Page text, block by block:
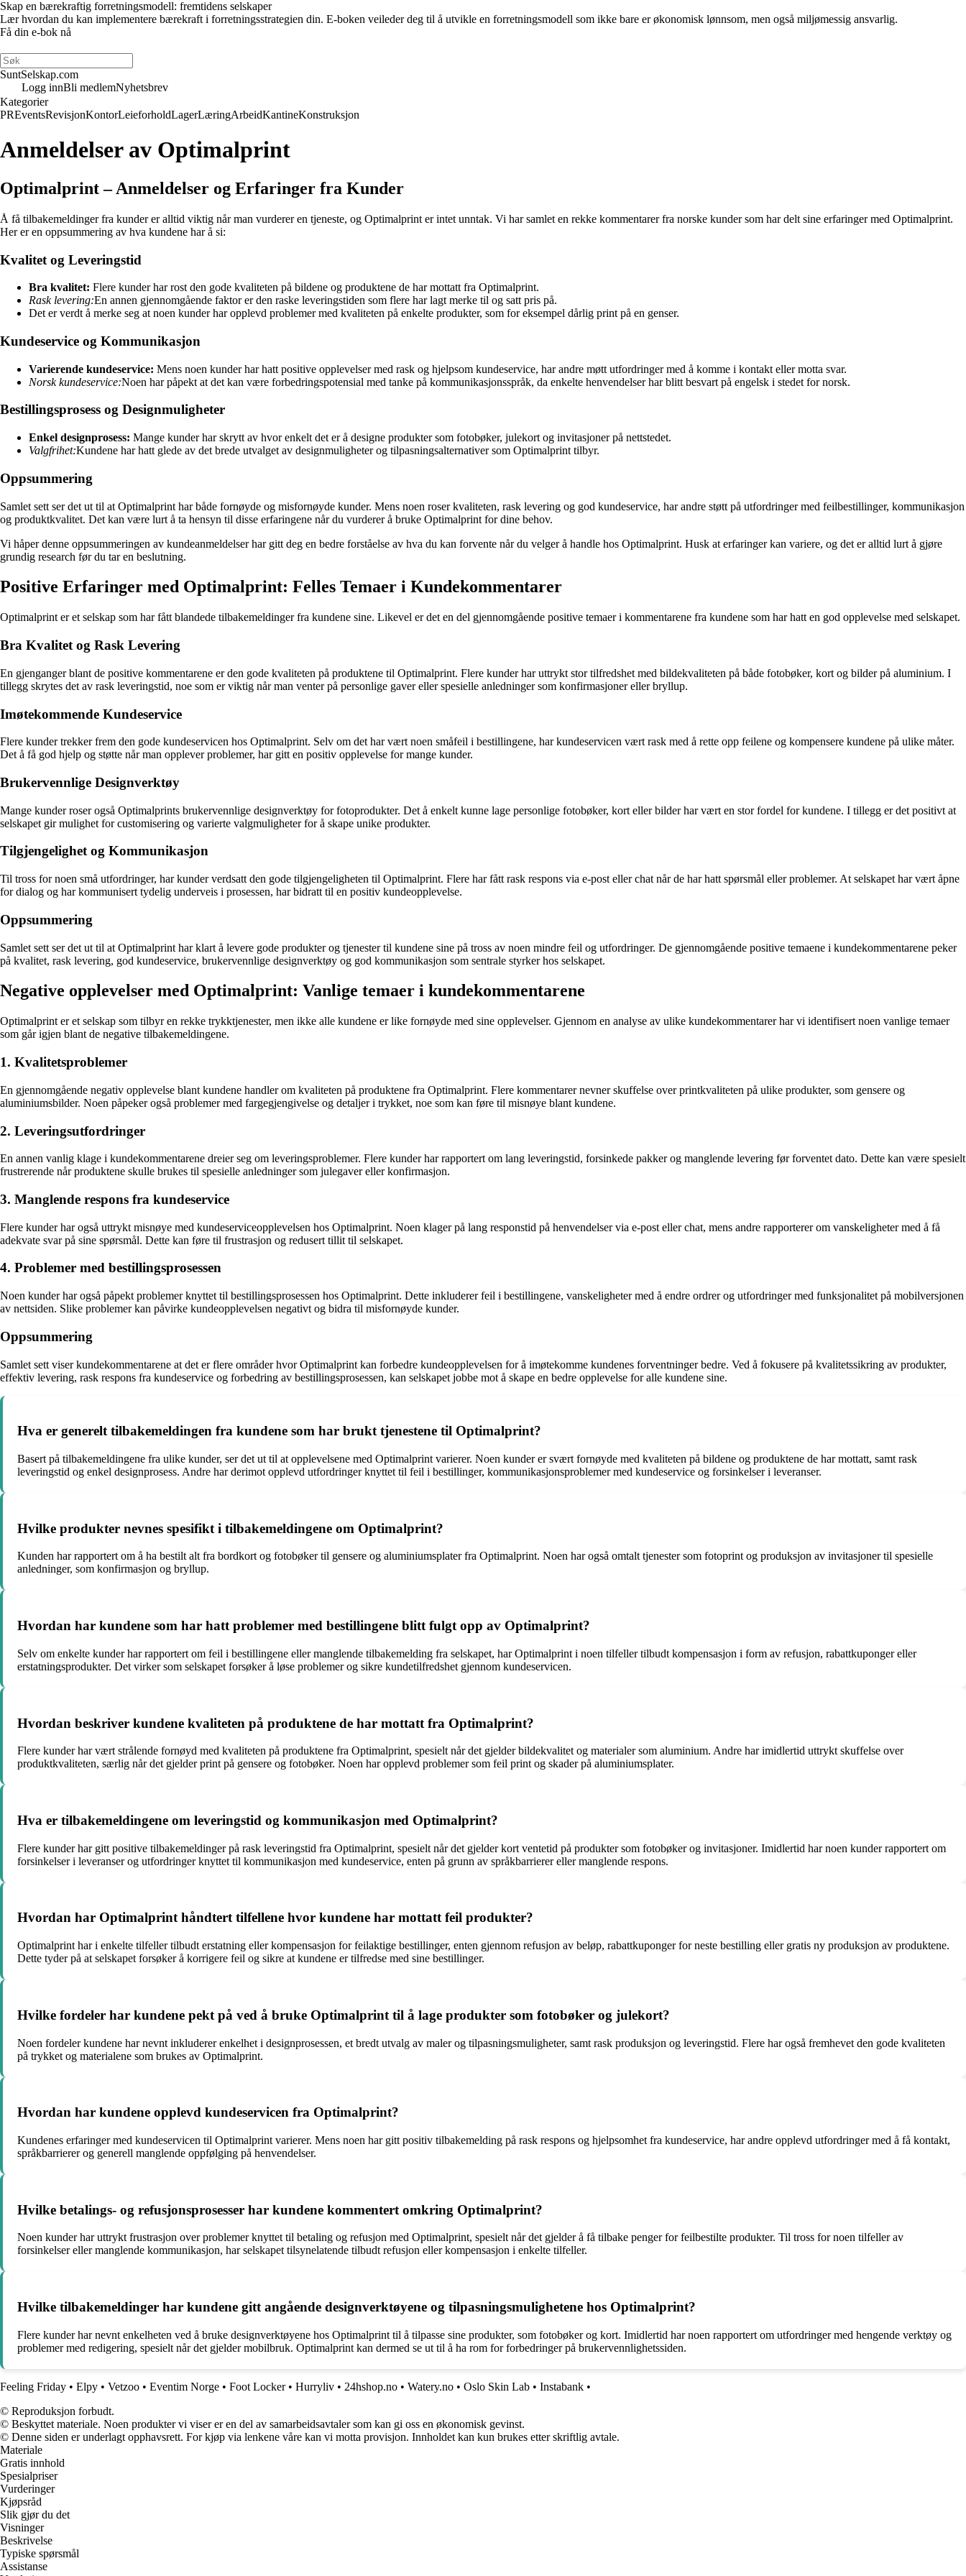
Skap en bærekraftig forretningsmodell: fremtidens selskaper
Lær hvordan du kan implementere bærekraft i forretningsstrategien din. E-boken veileder deg til å utvikle en forretningsmodell som ikke bare er økonomisk lønnsom, men også miljømessig ansvarlig.
Få din e-bok nå
SuntSelskap.com
Logg innBli medlemNyhetsbrev
Kategorier
PREventsRevisjonKontorLeieforholdLagerLæringArbeidKantineKonstruksjon
Anmeldelser av Optimalprint
Optimalprint – Anmeldelser og Erfaringer fra Kunder
Å få tilbakemeldinger fra kunder er alltid viktig når man vurderer en tjeneste, og Optimalprint er intet unntak. Vi har samlet en rekke kommentarer fra norske kunder som har delt sine erfaringer med Optimalprint.
Her er en oppsummering av hva kundene har å si:
Kvalitet og Leveringstid
Bra kvalitet: Flere kunder har rost den gode kvaliteten på bildene og produktene de har mottatt fra Optimalprint.
Rask levering:En annen gjennomgående faktor er den raske leveringstiden som flere har lagt merke til og satt pris på.
Det er verdt å merke seg at noen kunder har opplevd problemer med kvaliteten på enkelte produkter, som for eksempel dårlig print på en genser.
Kundeservice og Kommunikasjon
Varierende kundeservice: Mens noen kunder har hatt positive opplevelser med rask og hjelpsom kundeservice, har andre møtt utfordringer med å komme i kontakt eller motta svar.
Norsk kundeservice:Noen har påpekt at det kan være forbedringspotensial med tanke på kommunikasjonsspråk, da enkelte henvendelser har blitt besvart på engelsk i stedet for norsk.
Bestillingsprosess og Designmuligheter
Enkel designprosess: Mange kunder har skrytt av hvor enkelt det er å designe produkter som fotobøker, julekort og invitasjoner på nettstedet.
Valgfrihet:Kundene har hatt glede av det brede utvalget av designmuligheter og tilpasningsalternativer som Optimalprint tilbyr.
Oppsummering
Samlet sett ser det ut til at Optimalprint har både fornøyde og misfornøyde kunder. Mens noen roser kvaliteten, rask levering og god kundeservice, har andre støtt på utfordringer med feilbestillinger, kommunikasjon
og produktkvalitet. Det kan være lurt å ta hensyn til disse erfaringene når du vurderer å bruke Optimalprint for dine behov.
Vi håper denne oppsummeringen av kundeanmeldelser har gitt deg en bedre forståelse av hva du kan forvente når du velger å handle hos Optimalprint. Husk at erfaringer kan variere, og det er alltid lurt å gjøre
grundig research før du tar en beslutning.
Positive Erfaringer med Optimalprint: Felles Temaer i Kundekommentarer
Optimalprint er et selskap som har fått blandede tilbakemeldinger fra kundene sine. Likevel er det en del gjennomgående positive temaer i kommentarene fra kundene som har hatt en god opplevelse med selskapet.
Bra Kvalitet og Rask Levering
En gjenganger blant de positive kommentarene er den gode kvaliteten på produktene til Optimalprint. Flere kunder har uttrykt stor tilfredshet med bildekvaliteten på både fotobøker, kort og bilder på aluminium. I
tillegg skrytes det av rask leveringstid, noe som er viktig når man venter på personlige gaver eller spesielle anledninger som konfirmasjoner eller bryllup.
Imøtekommende Kundeservice
Flere kunder trekker frem den gode kundeservicen hos Optimalprint. Selv om det har vært noen småfeil i bestillingene, har kundeservicen vært rask med å rette opp feilene og kompensere kundene på ulike måter.
Det å få god hjelp og støtte når man opplever problemer, har gitt en positiv opplevelse for mange kunder.
Brukervennlige Designverktøy
Mange kunder roser også Optimalprints brukervennlige designverktøy for fotoprodukter. Det å enkelt kunne lage personlige fotobøker, kort eller bilder har vært en stor fordel for kundene. I tillegg er det positivt at
selskapet gir mulighet for customisering og varierte valgmuligheter for å skape unike produkter.
Tilgjengelighet og Kommunikasjon
Til tross for noen små utfordringer, har kunder verdsatt den gode tilgjengeligheten til Optimalprint. Flere har fått rask respons via e-post eller chat når de har hatt spørsmål eller problemer. At selskapet har vært åpne
for dialog og har kommunisert tydelig underveis i prosessen, har bidratt til en positiv kundeopplevelse.
Oppsummering
Samlet sett ser det ut til at Optimalprint har klart å levere gode produkter og tjenester til kundene sine på tross av noen mindre feil og utfordringer. De gjennomgående positive temaene i kundekommentarene peker
på kvalitet, rask levering, god kundeservice, brukervennlige designverktøy og god kommunikasjon som sentrale styrker hos selskapet.
Negative opplevelser med Optimalprint: Vanlige temaer i kundekommentarene
Optimalprint er et selskap som tilbyr en rekke trykktjenester, men ikke alle kundene er like fornøyde med sine opplevelser. Gjennom en analyse av ulike kundekommentarer har vi identifisert noen vanlige temaer
som går igjen blant de negative tilbakemeldingene.
1. Kvalitetsproblemer
En gjennomgående negativ opplevelse blant kundene handler om kvaliteten på produktene fra Optimalprint. Flere kommentarer nevner skuffelse over printkvaliteten på ulike produkter, som gensere og
aluminiumsbilder. Noen påpeker også problemer med fargegjengivelse og detaljer i trykket, noe som kan føre til misnøye blant kundene.
2. Leveringsutfordringer
En annen vanlig klage i kundekommentarene dreier seg om leveringsproblemer. Flere kunder har rapportert om lang leveringstid, forsinkede pakker og manglende levering før forventet dato. Dette kan være spesielt
frustrerende når produktene skulle brukes til spesielle anledninger som julegaver eller konfirmasjon.
3. Manglende respons fra kundeservice
Flere kunder har også uttrykt misnøye med kundeserviceopplevelsen hos Optimalprint. Noen klager på lang responstid på henvendelser via e-post eller chat, mens andre rapporterer om vanskeligheter med å få
adekvate svar på sine spørsmål. Dette kan føre til frustrasjon og redusert tillit til selskapet.
4. Problemer med bestillingsprosessen
Noen kunder har også påpekt problemer knyttet til bestillingsprosessen hos Optimalprint. Dette inkluderer feil i bestillingene, vanskeligheter med å endre ordrer og utfordringer med funksjonalitet på mobilversjonen
av nettsiden. Slike problemer kan påvirke kundeopplevelsen negativt og bidra til misfornøyde kunder.
Oppsummering
Samlet sett viser kundekommentarene at det er flere områder hvor Optimalprint kan forbedre kundeopplevelsen for å imøtekomme kundenes forventninger bedre. Ved å fokusere på kvalitetssikring av produkter,
effektiv levering, rask respons fra kundeservice og forbedring av bestillingsprosessen, kan selskapet jobbe mot å skape en bedre opplevelse for alle kundene sine.
Hva er generelt tilbakemeldingen fra kundene som har brukt tjenestene til Optimalprint?
Basert på tilbakemeldingene fra ulike kunder, ser det ut til at opplevelsene med Optimalprint varierer. Noen kunder er svært fornøyde med kvaliteten på bildene og produktene de har mottatt, samt rask
leveringstid og enkel designprosess. Andre har derimot opplevd utfordringer knyttet til feil i bestillinger, kommunikasjonsproblemer med kundeservice og forsinkelser i leveranser.
Hvilke produkter nevnes spesifikt i tilbakemeldingene om Optimalprint?
Kunden har rapportert om å ha bestilt alt fra bordkort og fotobøker til gensere og aluminiumsplater fra Optimalprint. Noen har også omtalt tjenester som fotoprint og produksjon av invitasjoner til spesielle
anledninger, som konfirmasjon og bryllup.
Hvordan har kundene som har hatt problemer med bestillingene blitt fulgt opp av Optimalprint?
Selv om enkelte kunder har rapportert om feil i bestillingene eller manglende tilbakemelding fra selskapet, har Optimalprint i noen tilfeller tilbudt kompensasjon i form av refusjon, rabattkuponger eller
erstatningsprodukter. Det virker som selskapet forsøker å løse problemer og sikre kundetilfredshet gjennom kundeservicen.
Hvordan beskriver kundene kvaliteten på produktene de har mottatt fra Optimalprint?
Flere kunder har vært strålende fornøyd med kvaliteten på produktene fra Optimalprint, spesielt når det gjelder bildekvalitet og materialer som aluminium. Andre har imidlertid uttrykt skuffelse over
produktkvaliteten, særlig når det gjelder print på gensere og fotobøker. Noen har opplevd problemer som feil print og skader på aluminiumsplater.
Hva er tilbakemeldingene om leveringstid og kommunikasjon med Optimalprint?
Flere kunder har gitt positive tilbakemeldinger på rask leveringstid fra Optimalprint, spesielt når det gjelder kort ventetid på produkter som fotobøker og invitasjoner. Imidlertid har noen kunder rapportert om
forsinkelser i leveranser og utfordringer knyttet til kommunikasjon med kundeservice, enten på grunn av språkbarrierer eller manglende respons.
Hvordan har Optimalprint håndtert tilfellene hvor kundene har mottatt feil produkter?
Optimalprint har i enkelte tilfeller tilbudt erstatning eller kompensasjon for feilaktige bestillinger, enten gjennom refusjon av beløp, rabattkuponger for neste bestilling eller gratis ny produksjon av produktene.
Dette tyder på at selskapet forsøker å korrigere feil og sikre at kundene er tilfredse med sine bestillinger.
Hvilke fordeler har kundene pekt på ved å bruke Optimalprint til å lage produkter som fotobøker og julekort?
Noen fordeler kundene har nevnt inkluderer enkelhet i designprosessen, et bredt utvalg av maler og tilpasningsmuligheter, samt rask produksjon og leveringstid. Flere har også fremhevet den gode kvaliteten
på trykket og materialene som brukes av Optimalprint.
Hvordan har kundene opplevd kundeservicen fra Optimalprint?
Kundenes erfaringer med kundeservicen til Optimalprint varierer. Mens noen har gitt positiv tilbakemelding på rask respons og hjelpsomhet fra kundeservice, har andre opplevd utfordringer med å få kontakt,
språkbarrierer og generell manglende oppfølging på henvendelser.
Hvilke betalings- og refusjonsprosesser har kundene kommentert omkring Optimalprint?
Noen kunder har uttrykt frustrasjon over problemer knyttet til betaling og refusjon med Optimalprint, spesielt når det gjelder å få tilbake penger for feilbestilte produkter. Til tross for noen tilfeller av
forsinkelser eller manglende kommunikasjon, har selskapet tilsynelatende tilbudt refusjon eller kompensasjon i enkelte tilfeller.
Hvilke tilbakemeldinger har kundene gitt angående designverktøyene og tilpasningsmulighetene hos Optimalprint?
Flere kunder har nevnt enkelheten ved å bruke designverktøyene hos Optimalprint til å tilpasse sine produkter, som fotobøker og kort. Imidlertid har noen rapportert om utfordringer med hengende verktøy og
problemer med redigering, spesielt når det gjelder mobilbruk. Optimalprint kan dermed se ut til å ha rom for forbedringer på brukervennlighetssiden.
Feeling Friday • Elpy • Vetzoo • Eventim Norge • Foot Locker• Hurryliv • 24hshop.no • Watery.no • Oslo Skin Lab • Instabank •
© Reproduksjon forbudt.
© Beskyttet materiale. Noen produkter vi viser er en del av samarbeidsavtaler som kan gi oss en økonomisk gevinst.
© Denne siden er underlagt opphavsrett. For kjøp via lenkene våre kan vi motta provisjon. Innholdet kan kun brukes etter skriftlig avtale.
Materiale
Gratis innhold
Spesialpriser
Vurderinger
Kjøpsråd
Slik gjør du det
Visninger
Beskrivelse
Typiske spørsmål
Assistanse